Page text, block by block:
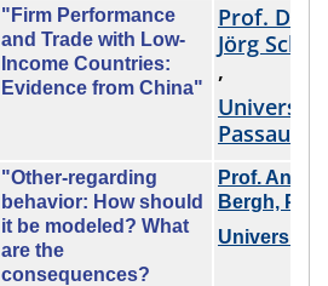
"Firm Performance
and Trade with Low-
Income Countries:
Evidence from China"
Prof. Dr.
Jörg
,
Passau
"Other-regarding
behavior: How should
it be modeled? What
are the
consequences?
Prof.
Bergh,
Universität